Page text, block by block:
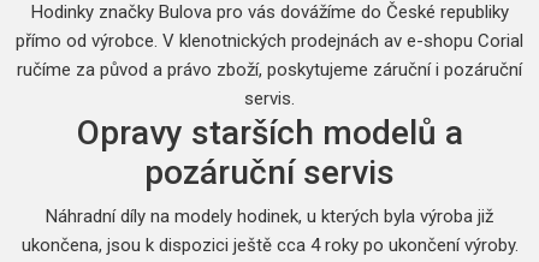
Hodinky značky Bulova pro vás dovážíme do České republiky
přímo od výrobce. V klenotnických prodejnách av e-shopu Corial
ručíme za původ a právo zboží, poskytujeme záruční i pozáruční
servis.
Opravy starších modelů a
pozáruční servis
Náhradní díly na modely hodinek, u kterých byla výroba již
ukončena, jsou k dispozici ještě cca 4 roky po ukončení výroby.